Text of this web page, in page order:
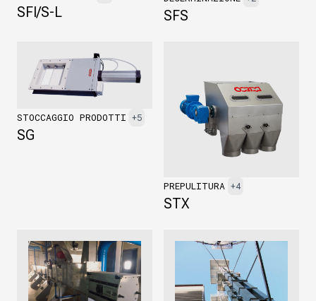
SFI/S-L SFS
STOCCAGGIO PRODOTTI +5
SG
PREPULITURA +4
STX